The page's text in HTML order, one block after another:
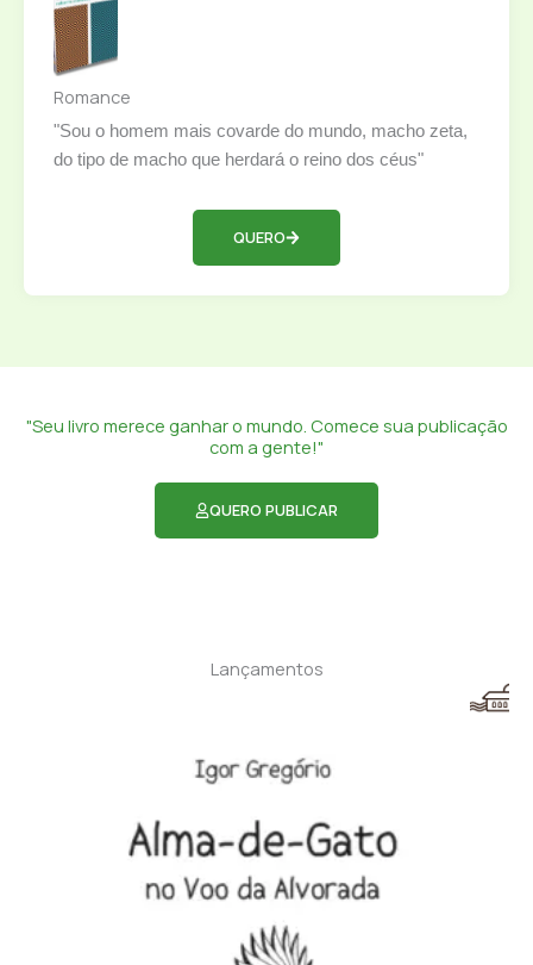
Romance
"Sou o homem mais covarde do mundo, macho zeta,
do tipo de macho que herdará o reino dos céus"
QUERO
"Seu livro merece ganhar o mundo. Comece sua publicação
com a gente!"
QUERO PUBLICAR
Lançamentos